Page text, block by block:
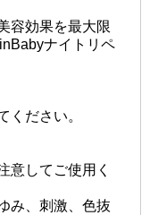
容効果を最大限
ナイトリペ
ください。
意してご使用く
み、刺激、色抜